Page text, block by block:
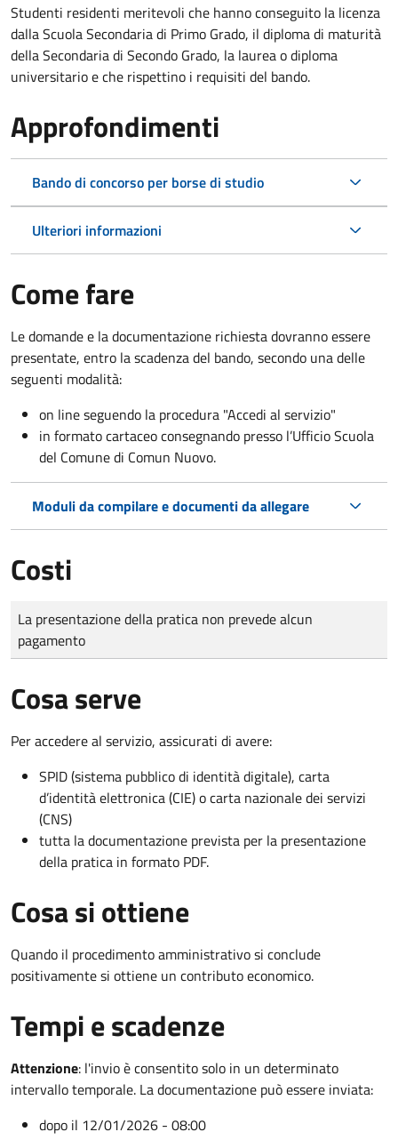
Studenti residenti meritevoli che hanno conseguito la licenza
dalla Scuola Secondaria di Primo Grado, il diploma di maturità
della Secondaria di Secondo Grado, la laurea o diploma
universitario e che rispettino i requisiti del bando.
Approfondimenti
Bando di concorso per borse di studio
Ulteriori informazioni
Come fare
Le domande e la documentazione richiesta dovranno essere
presentate, entro la scadenza del bando, secondo una delle
seguenti modalità:
on line seguendo la procedura "Accedi al servizio"
in formato cartaceo consegnando presso l’Ufficio Scuola
del Comune di Comun Nuovo.
Moduli da compilare e documenti da allegare
Costi
Tipo di pagamento
Importo
La presentazione della pratica non prevede alcun
pagamento
Cosa serve
Per accedere al servizio, assicurati di avere:
SPID (sistema pubblico di identità digitale), carta
d’identità elettronica (CIE) o carta nazionale dei servizi
(CNS)
tutta la documentazione prevista per la presentazione
della pratica in formato PDF.
Cosa si ottiene
Quando il procedimento amministrativo si conclude
positivamente si ottiene un contributo economico.
Tempi e scadenze
Attenzione: l'invio è consentito solo in un determinato
intervallo temporale. La documentazione può essere inviata:
dopo il 12/01/2026 - 08:00